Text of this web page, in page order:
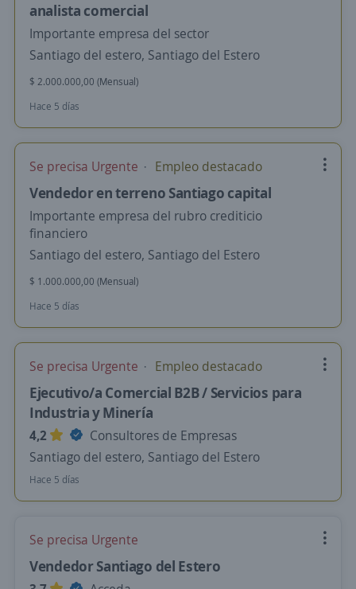
analista comercial
Importante empresa del sector
Santiago del estero, Santiago del Estero
$ 2.000.000,00 (Mensual)
Hace 5 días
Se precisa Urgente Empleo destacado
Vendedor en terreno Santiago capital
Importante empresa del rubro crediticio
financiero
Santiago del estero, Santiago del Estero
$ 1.000.000,00 (Mensual)
Hace 5 días
Se precisa Urgente Empleo destacado
Ejecutivo/a Comercial B2B / Servicios para
Industria y Minería
4,2
Consultores de Empresas
Santiago del estero, Santiago del Estero
Hace 5 días
Se precisa Urgente
Vendedor Santiago del Estero